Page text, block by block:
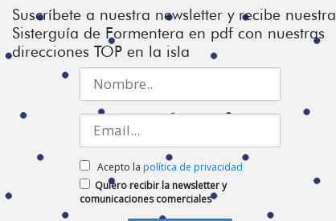
Suscríbete a nuestra newsletter y recibe nuestra
Sisterguía de Formentera en pdf con nuestras
direcciones TOP en la isla
Acepto la política de privacidad
Quiero recibir la newsletter y
comunicaciones comerciales